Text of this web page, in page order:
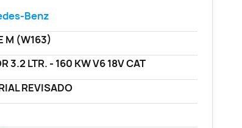
Benz
M (W163)
3.2 LTR. - 160 KW V6 18V CAT
REVISADO